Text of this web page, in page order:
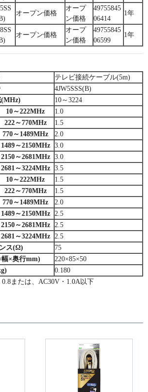
オープン価格
オープ
ン価格
49755845
06414
1年
オープン価格
オープ
ン価格
49755845
06599
1年
テレビ接続ケーブル(5m)
4JW5SSS(B)
10～3224
10～222MHz
1.0
222～770MHz
1.5
770～1489MHz
2.0
1489～2150MHz
3.0
2150～2681MHz
3.0
2681～3224MHz
3.5
10～222MHz
1.5
222～770MHz
1.5
770～1489MHz
2.0
1489～2150MHz
2.5
2150～2681MHz
2.5
2681～3224MHz
2.5
ス(Ω)
75
×奥行mm)
220×85×50
0.180
または、AC30V・1.0A以下